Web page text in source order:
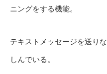
ニングをする機能。
テキストメッセージを送り
しんでいる。